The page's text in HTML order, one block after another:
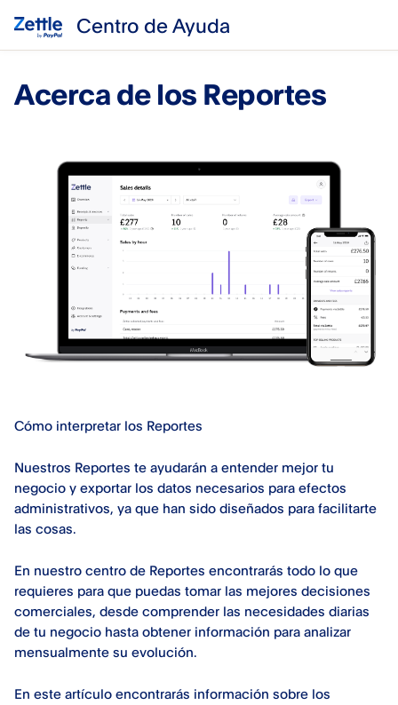
Centro de Ayuda
Acerca de los Reportes
Cómo interpretar los Reportes
Nuestros Reportes te ayudarán a entender mejor tu
negocio y exportar los datos necesarios para efectos
administrativos, ya que han sido diseñados para facilitarte
las cosas.
En nuestro centro de Reportes encontrarás todo lo que
requieres para que puedas tomar las mejores decisiones
comerciales, desde comprender las necesidades diarias
de tu negocio hasta obtener información para analizar
mensualmente su evolución.
En este artículo encontrarás información sobre los